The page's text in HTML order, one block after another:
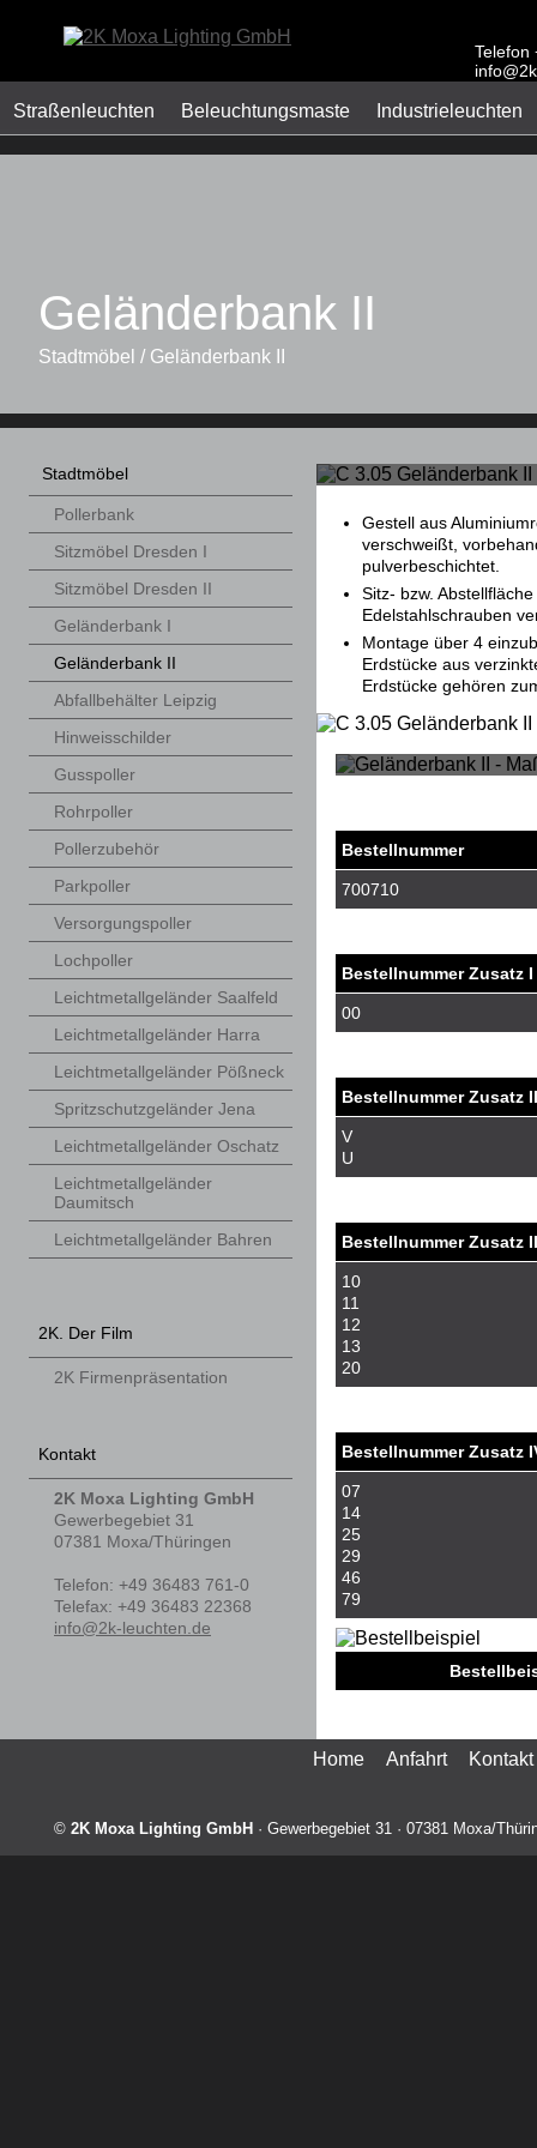
Telefon
Straßenleuchten Beleuchtungsmaste Industrieleuchten
Geländerbank II
Stadtmöbel / Geländerbank II
Gestell aus
verschweißt,
pulverbeschichtet.
Sitz- bzw.
Edelstahlschrauben
Montage über 4
Erdstücke aus
Erdstücke gehören
Bestellnummer
700710
Bestellnummer Zusatz I
00
Bestellnummer Zusatz
V
U
Bestellnummer Zusatz
10
11
12
13
20
Bestellnummer Zusatz
07
14
25
29
46
79
Stadtmöbel
Pollerbank
Sitzmöbel Dresden I
Sitzmöbel Dresden II
Geländerbank I
Geländerbank II
Abfallbehälter Leipzig
Hinweisschilder
Gusspoller
Rohrpoller
Pollerzubehör
Parkpoller
Versorgungspoller
Lochpoller
Leichtmetallgeländer Saalfeld
Leichtmetallgeländer Harra
Leichtmetallgeländer Pößneck
Spritzschutzgeländer Jena
Leichtmetallgeländer Oschatz
Leichtmetallgeländer
Daumitsch
Leichtmetallgeländer Bahren
2K. Der Film
2K Firmenpräsentation
Kontakt
2K Moxa Lighting GmbH
Gewerbegebiet 31
07381 Moxa/Thüringen
Telefon: +49 36483 761-0
Telefax: +49 36483 22368
info@2k-leuchten.de
Home Anfahrt Kontakt
© 2K Moxa Lighting GmbH · Gewerbegebiet 31 · 07381 Moxa/